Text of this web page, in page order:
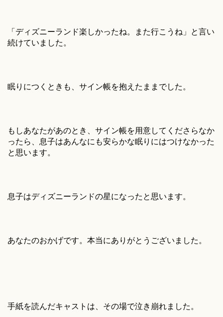
「ディズニーランド楽しかったね。また行こうね」と言い
続けていました。
眠りにつくときも、サイン帳を抱えたままでした。
もしあなたがあのとき、サイン帳を用意してくださらなか
ったら、息子はあんなにも安らかな眠りにはつけなかった
と思います。
息子はディズニーランドの星になったと思います。
あなたのおかげです。本当にありがとうございました。
手紙を読んだキャストは、その場で泣き崩れました。